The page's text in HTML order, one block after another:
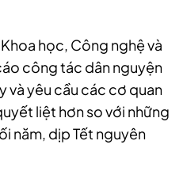
học, Công nghệ và
công tác dân nguyện
và yêu cầu các cơ quan
liệt hơn so với những
năm, dịp Tết nguyên